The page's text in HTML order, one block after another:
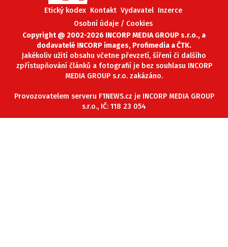
Etický kodex Kontakt Vydavatel Inzerce
Osobní údaje / Cookies
Copyright @ 2002-2026 INCORP MEDIA GROUP s.r.o., a
dodavatelé INCORP images, Profimedia a ČTK.
Jakékoliv užití obsahu včetne převzetí, šíření či dalšího
zpřístupňování článků a fotografií je bez souhlasu INCORP
MEDIA GROUP s.r.o. zakázáno.
Provozovatelem serveru F1NEWS.cz je INCORP MEDIA GROUP
s.r.o., IČ: 118 23 054